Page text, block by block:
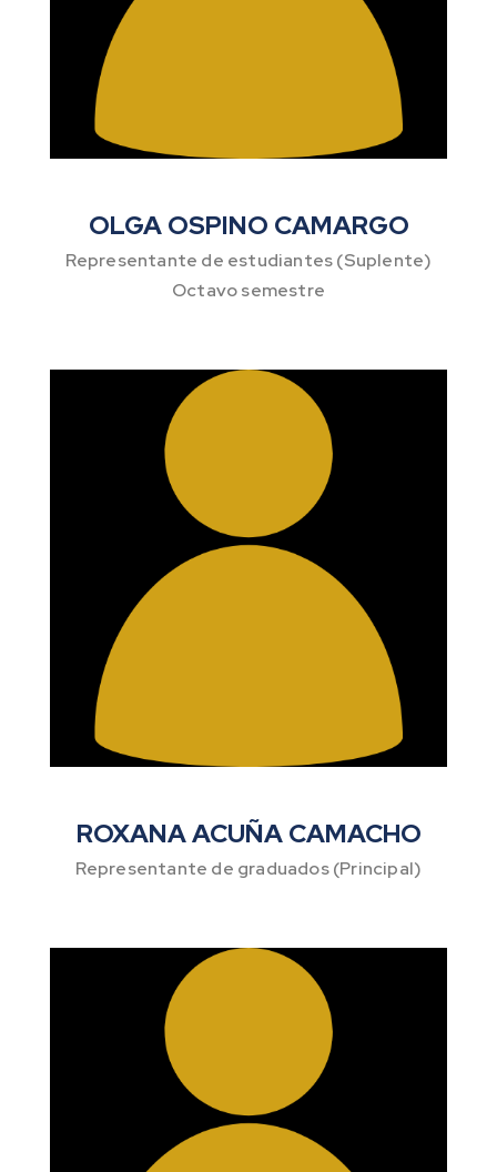
OLGA OSPINO CAMARGO
Representante de estudiantes (Suplente)
Octavo semestre
ROXANA ACUÑA CAMACHO
Representante de graduados (Principal)